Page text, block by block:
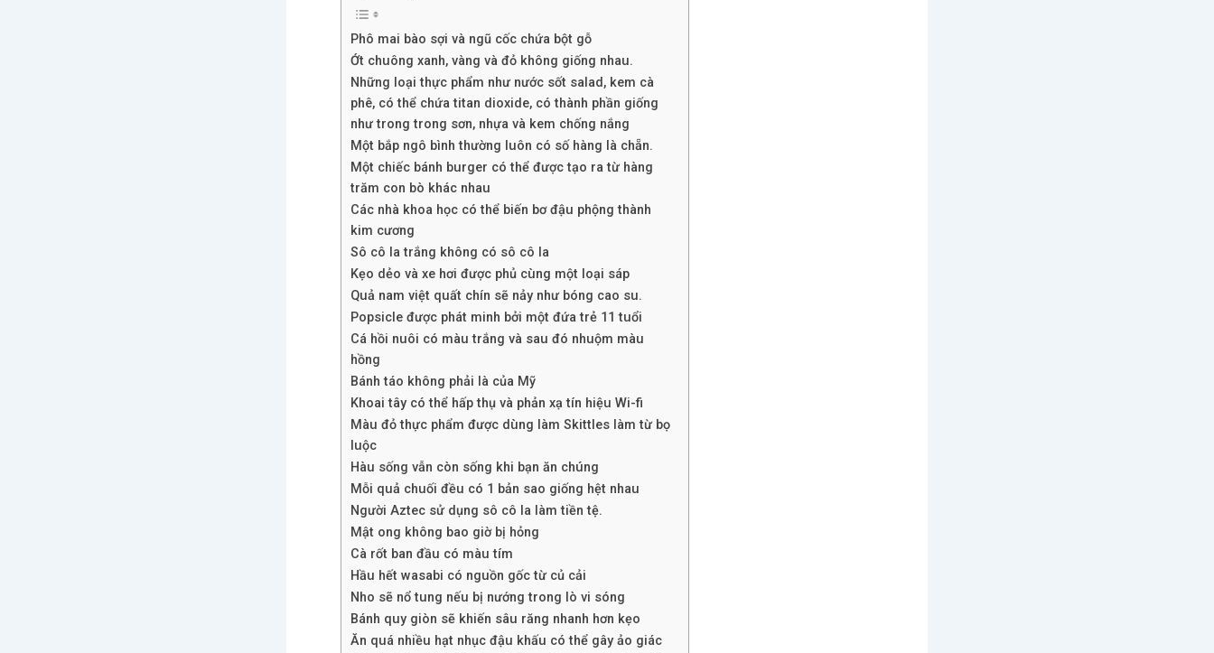
Phô mai bào sợi và ngũ cốc chứa bột gỗ
Ớt chuông xanh, vàng và đỏ không giống nhau.
Những loại thực phẩm như nước sốt salad, kem cà
phê, có thể chứa titan dioxide, có thành phần giống
như trong trong sơn, nhựa và kem chống nắng
Một bắp ngô bình thường luôn có số hàng là chẵn.
Một chiếc bánh burger có thể được tạo ra từ hàng
trăm con bò khác nhau
Các nhà khoa học có thể biến bơ đậu phộng thành
kim cương
Sô cô la trắng không có sô cô la
Kẹo dẻo và xe hơi được phủ cùng một loại sáp
Quả nam việt quất chín sẽ nảy như bóng cao su.
Popsicle được phát minh bởi một đứa trẻ 11 tuổi
Cá hồi nuôi có màu trắng và sau đó nhuộm màu
hồng
Bánh táo không phải là của Mỹ
Khoai tây có thể hấp thụ và phản xạ tín hiệu Wi-fi
Màu đỏ thực phẩm được dùng làm Skittles làm từ bọ
luộc
Hàu sống vẫn còn sống khi bạn ăn chúng
Mỗi quả chuối đều có 1 bản sao giống hệt nhau
Người Aztec sử dụng sô cô la làm tiền tệ.
Mật ong không bao giờ bị hỏng
Cà rốt ban đầu có màu tím
Hầu hết wasabi có nguồn gốc từ củ cải
Nho sẽ nổ tung nếu bị nướng trong lò vi sóng
Bánh quy giòn sẽ khiến sâu răng nhanh hơn kẹo
Ăn quá nhiều hạt nhục đậu khấu có thể gây ảo giác